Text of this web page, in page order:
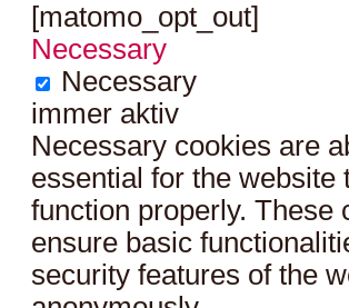
[matomo_opt_out]
Necessary
Necessary
immer aktiv
Necessary cookies are
essential for the website
function properly. These
ensure basic
security features of the